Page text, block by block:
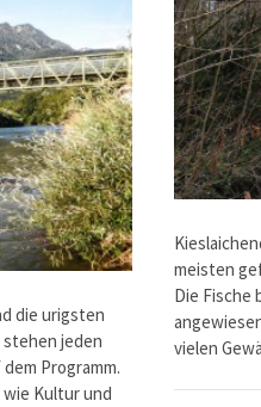
die urigsten
jeden
Programm.
Kultur und
meisten
Die Fische
vielen